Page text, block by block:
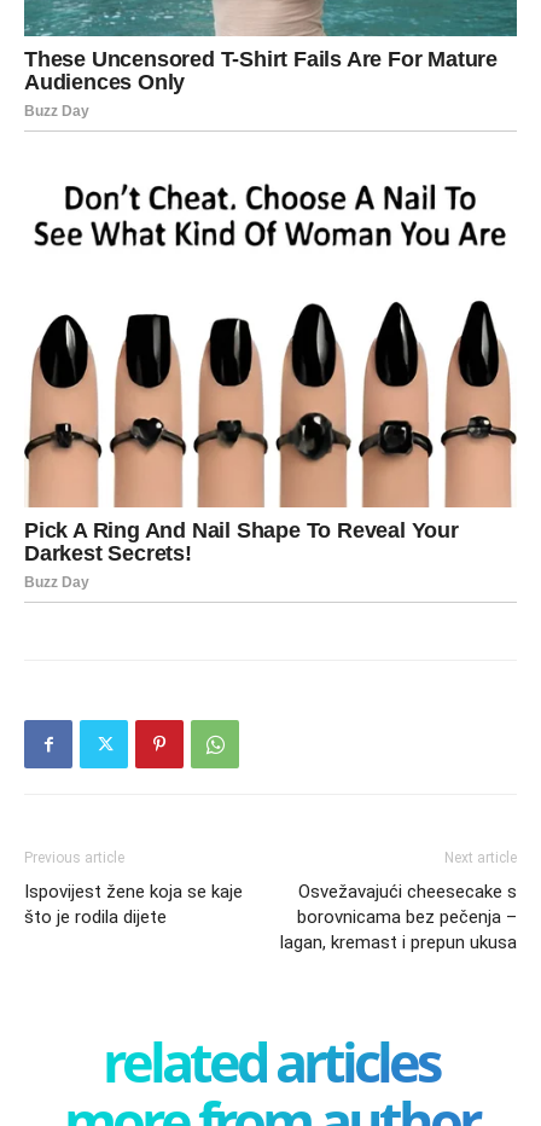
Previous article
Ispovijest žene koja se kaje
što je rodila dijete
Next article
Osvežavajući cheesecake s
borovnicama bez pečenja –
lagan, kremast i prepun ukusa
related articles